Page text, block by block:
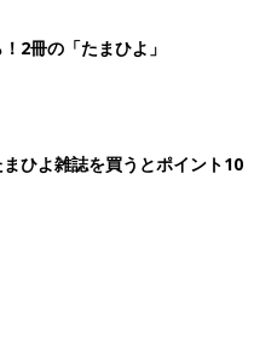
ランチスタイ」を
て見つけたときに思わず声
2冊の「たまひよ」
ひよ雑誌を買うとポイント10